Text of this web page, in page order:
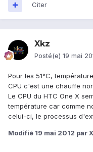
Citer
Xkz
Posté(e) 19 mai
Pour les 51°C,
CPU c'est une chauffe
Le CPU du HTC One X
température car comme
celui-ci, le processus
Modifié 19 mai 2012 par